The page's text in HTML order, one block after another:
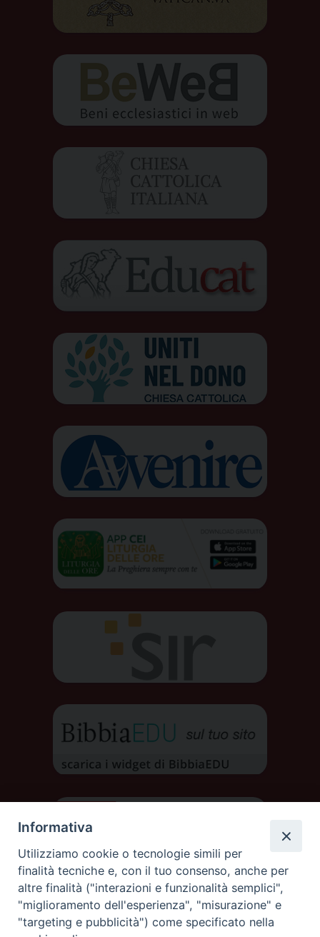
Informativa
Utilizziamo cookie o tecnologie simili per
finalità tecniche e, con il tuo consenso, anche per
altre finalità ("interazioni e funzionalità semplici",
"miglioramento dell'esperienza", "misurazione" e
"targeting e pubblicità") come specificato nella